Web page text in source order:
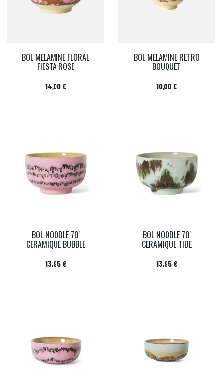
BOL MELAMINE FLORAL
FIESTA ROSE
Prix
14,00 €
BOL MELAMINE RETRO
BOUQUET
Prix
10,00 €
BOL NOODLE 70'
CERAMIQUE BUBBLE
Prix
13,95 €
BOL NOODLE 70'
CERAMIQUE TIDE
Prix
13,95 €